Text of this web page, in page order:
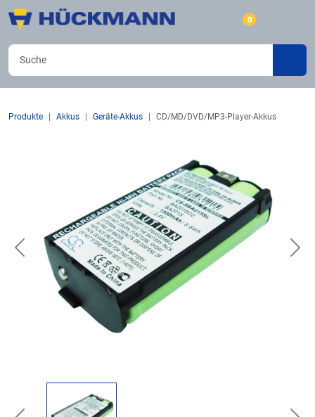
0
Produkte Akkus Geräte-Akkus CD/MD/DVD/MP3-Player-Akkus
Previous